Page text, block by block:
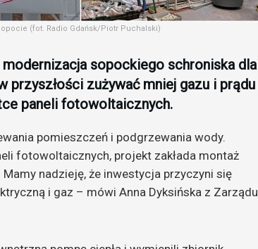
(fot. Radio Gdańsk/Piotr Puchalski)
sopockiego schroniska dla
przyszłości zużywać mniej gazu i prądu
paneli fotowoltaicznych.
pomieszczeń i podgrzewania wody.
fotowoltaicznych, projekt zakłada montaż
nadzieję, że inwestycja przyczyni się
i gaz – mówi Anna Dyksińska z Zarządu